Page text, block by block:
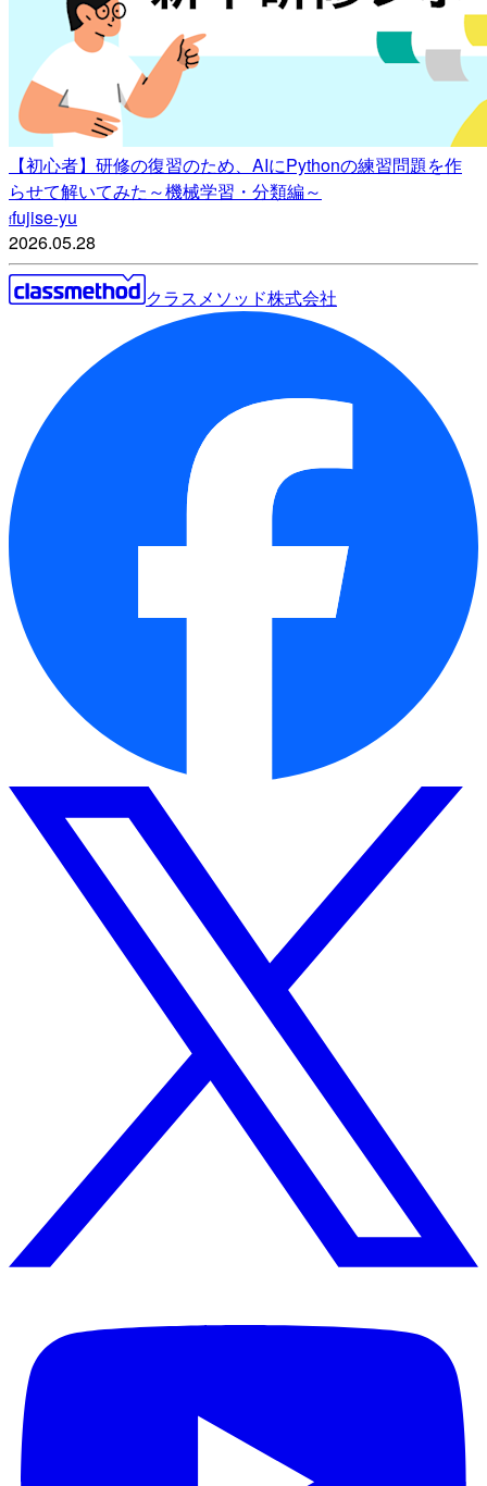
【初心者】研修の復習のため、AIにPythonの練習問題を作
らせて解いてみた～機械学習・分類編～
ffujise-yu
2026.05.28
クラスメソッド株式会社